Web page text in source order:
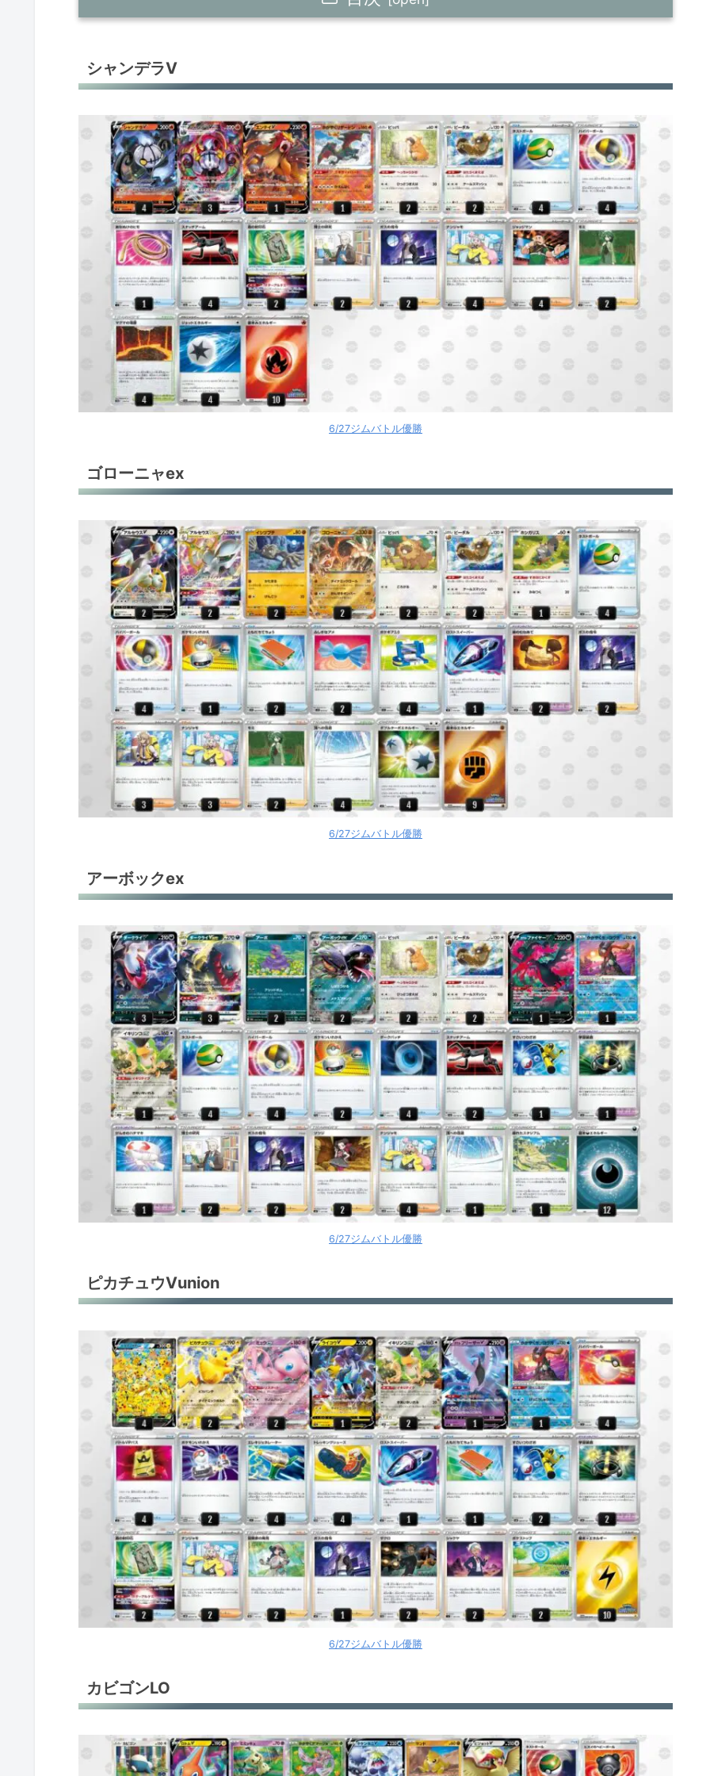
ゴローニャex
アーボックex
ピカチュウVunion
カビゴンLO
マルマイン
マスカーニャex
ロストギラティナ
アルセウスV＋ギラティナV
アルセウスV+ギラティナV
アルセウスV+ギラティナV
ミュウVMAX
サーナイトex
サーナイトex
サーナイトex
ミライドンex
ミライドンex
ロストバレット
ルギアV
ルギアV
ルギアV
ルギアV
れんげきインテレオンV
れんげきインテレオンV
オンバーンex
パフュートンex
だんけつのつばさ
環境デッキレシピまとめ
シャンデラV
6/27ジムバトル優勝
ゴローニャex
6/27ジムバトル優勝
アーボックex
6/27ジムバトル優勝
ピカチュウVunion
6/27ジムバトル優勝
カビゴンLO